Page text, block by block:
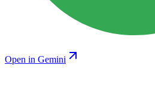
Open in Gemini